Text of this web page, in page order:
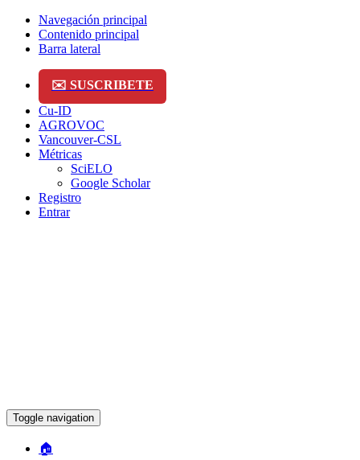
Navegación principal
Contenido principal
Barra lateral
✉️ SUSCRIBETE
Cu-ID
AGROVOC
Vancouver-CSL
Métricas
SciELO
Google Scholar
Registro
Entrar
Toggle navigation
🏠︎